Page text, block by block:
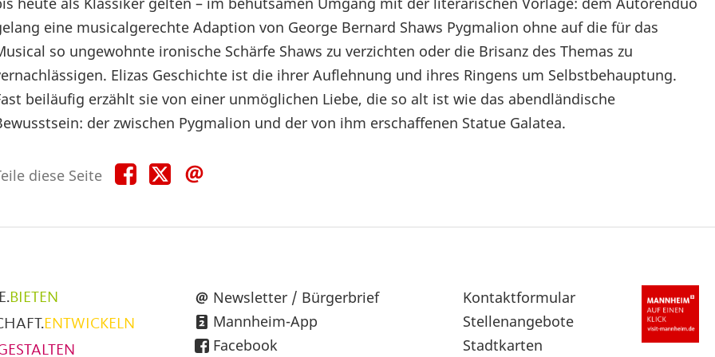
eine musicalgerechte Adaption von George Bernard Shaws Pygmalion ohne auf die für das
so ungewohnte ironische Schärfe Shaws zu verzichten oder die Brisanz des Themas zu
Elizas Geschichte ist die ihrer Auflehnung und ihres Ringens um Selbstbehauptung.
beiläufig erzählt sie von einer unmöglichen Liebe, die so alt ist wie das abendländische
der zwischen Pygmalion und der von ihm erschaffenen Statue Galatea.
diese Seite Teile
diese
Teile
diese
BIETEN
ENTWICKELN
Newsletter / Bürgerbrief
Mannheim-App
Facebook
Sekundärnavigation
im
Fußbereich
Kontaktformular
Stellenangebote
Stadtkarten